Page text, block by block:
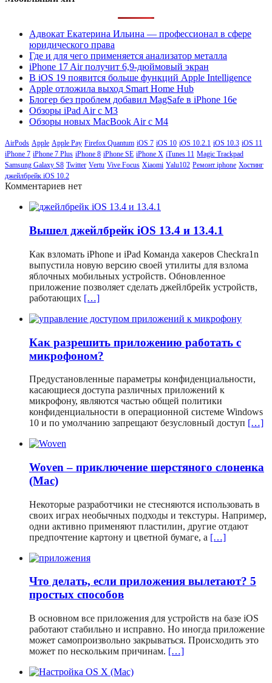
Адвокат Екатерина Ильина — профессионал в сфере
юридического права
Где и для чего применяется анализатор металла
iPhone 17 Air получит 6,9-дюймовый экран
В iOS 19 появится больше функций Apple Intelligence
Apple отложила выход Smart Home Hub
Блогер без проблем добавил MagSafe в iPhone 16e
Обзоры iPad Air с M3
Обзоры новых MacBook Air с M4
AirPods Apple Apple Pay Firefox Quantum iOS 7 iOS 10 iOS 10.2.1 iOS 10.3 iOS 11
iPhone 7 iPhone 7 Plus iPhone 8 iPhone SE iPhone X iTunes 11 Magic Trackpad
Samsung Galaxy S8 Twitter Vertu Vive Focus Xiaomi Yalu102 Ремонт iphone Хостинг
джейлбрейк iOS 10.2
Комментариев нет
Вышел джейлбрейк iOS 13.4 и 13.4.1
Как взломать iPhone и iPad Команда хакеров Checkra1n
выпустила новую версию своей утилиты для взлома
яблочных мобильных устройств. Обновленное
приложение позволяет сделать джейлбрейк устройств,
работающих […]
Как разрешить приложению работать с
микрофоном?
Предустановленные параметры конфиденциальности,
касающиеся доступа различных приложений к
микрофону, являются частью общей политики
конфиденциальности в операционной системе Windows
10 и по умолчанию запрещают безусловный доступ […]
Woven – приключение шерстяного слоненка
(Mac)
Некоторые разработчики не стесняются использовать в
своих играх необычных подходы и текстуры. Например,
одни активно применяют пластилин, другие отдают
предпочтение картону и цветной бумаге, а […]
Что делать, если приложения вылетают? 5
простых способов
В основном все приложения для устройств на базе iOS
работают стабильно и исправно. Но иногда приложение
может самопроизвольно закрываться. Происходить это
может по нескольким причинам. […]